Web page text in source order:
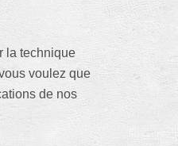
la technique
voulez que
de nos